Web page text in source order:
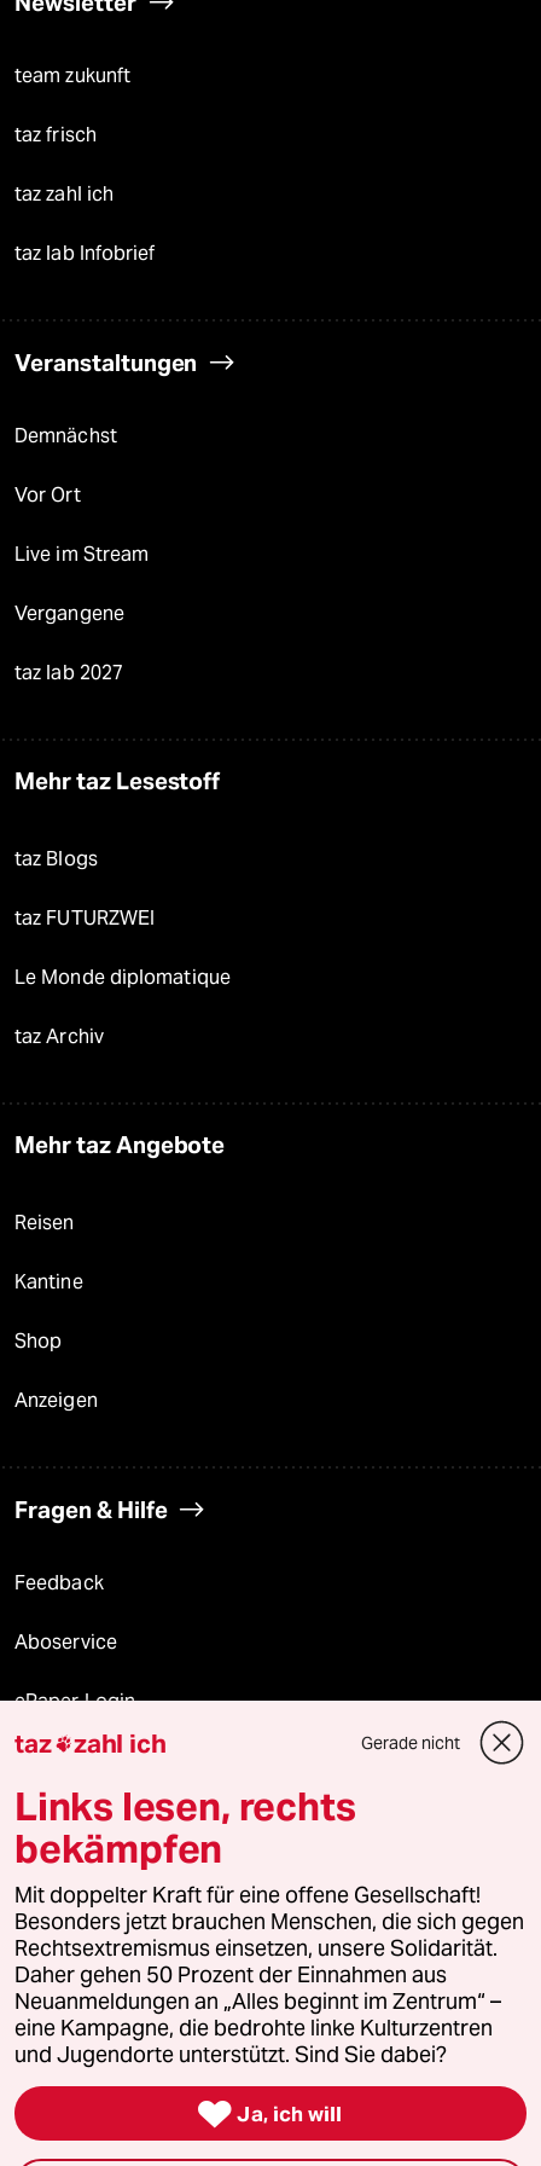
team zukunft
taz frisch
taz zahl ich
taz lab Infobrief
Veranstaltungen
Demnächst
Vor Ort
Live im Stream
Vergangene
taz lab 2027
Mehr taz Lesestoff
taz Blogs
taz FUTURZWEI
Le Monde diplomatique
taz Archiv
Mehr taz Angebote
Reisen
Kantine
Shop
Anzeigen
Fragen & Hilfe
Feedback
Aboservice
ePaper Login
Downloads für Abonnierende
© 2026 taz Verlags und Vertriebs GmbH
Alle Rechte vorbehalten. Bei rechtlichen Fragen oder für Genehmigungen
wenden Sie sich bitte an
lizenzen@taz.de
Feedback Redaktionsstatut Kommune-Richtlinien
Leitlinie Informant Datenschutz Impressum AGB
Seitenwende Einwilligungen widerrufen (Ads)
taz zahl ich Gerade nicht
Links lesen, rechts
bekämpfen
Mit doppelter Kraft für eine offene Gesellschaft!
Besonders jetzt brauchen Menschen, die sich gegen
Rechtsextremismus einsetzen, unsere Solidarität.
Daher gehen 50 Prozent der Einnahmen aus
Neuanmeldungen an „Alles beginnt im Zentrum“ –
eine Kampagne, die bedrohte linke Kulturzentren
und Jugendorte unterstützt. Sind Sie dabei?
 Ja, ich will